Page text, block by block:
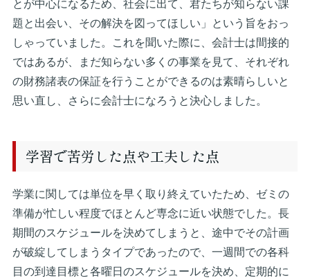
とが中心になるため、社会に出て、君たちが知らない課
題と出会い、その解決を図ってほしい」という旨をおっ
しゃっていました。これを聞いた際に、会計士は間接的
ではあるが、まだ知らない多くの事業を見て、それぞれ
の財務諸表の保証を行うことができるのは素晴らしいと
思い直し、さらに会計士になろうと決心しました。
学習で苦労した点や工夫した点
学業に関しては単位を早く取り終えていたため、ゼミの
準備が忙しい程度でほとんど専念に近い状態でした。長
期間のスケジュールを決めてしまうと、途中でその計画
が破綻してしまうタイプであったので、一週間での各科
目の到達目標と各曜日のスケジュールを決め、定期的に